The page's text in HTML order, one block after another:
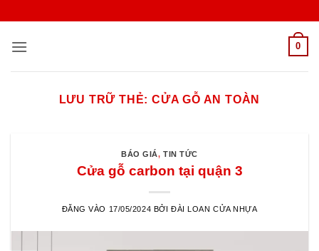
nội
0
LƯU TRỮ THẺ:CỬA GỖ AN TOÀN
BÁO GIÁ,TIN TỨC
Cửa gỗ carbon tại quận 3
ĐĂNG VÀO 17/05/2024 BỞI ĐÀI LOAN CỬA NHỰA